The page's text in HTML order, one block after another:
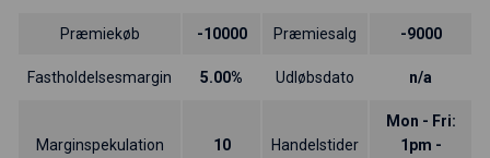
Præmiekøb -10000 Præmiesalg -9000
Fastholdelsesmargin 5.00% Udløbsdato n/a
Marginspekulation 10 Handelstider
Mon - Fri:
1pm -